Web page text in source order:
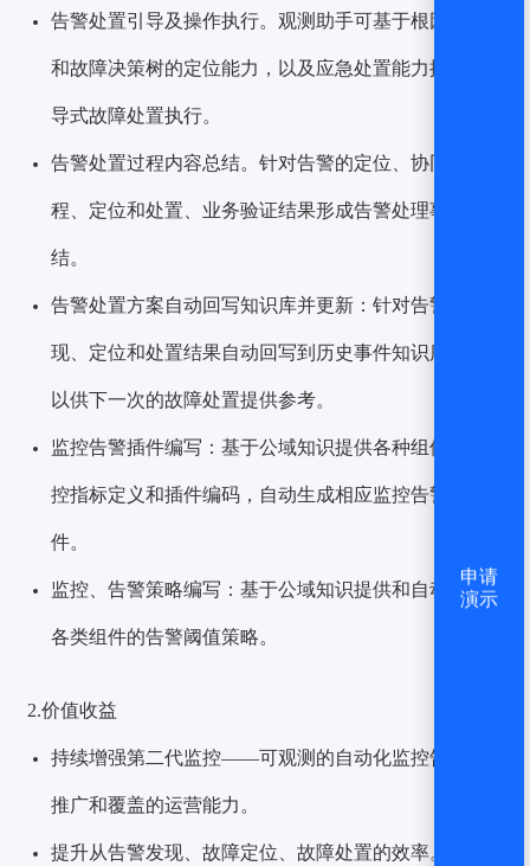
告警处置引导及操作执行。观测助手可基于根因分析
和故障决策树的定位能力，以及应急处置能力提供引
导式故障处置执行。
告警处置过程内容总结。针对告警的定位、协同过
程、定位和处置、业务验证结果形成告警处理事件总
结。
告警处置方案自动回写知识库并更新：针对告警的发
现、定位和处置结果自动回写到历史事件知识库中，
以供下一次的故障处置提供参考。
监控告警插件编写：基于公域知识提供各种组件的监
控指标定义和插件编码，自动生成相应监控告警插
件。
监控、告警策略编写：基于公域知识提供和自动生成
各类组件的告警阈值策略。
2.价值收益
持续增强第二代监控——可观测的自动化监控告警的
推广和覆盖的运营能力。
提升从告警发现、故障定位、故障处置的效率。
申请
演示